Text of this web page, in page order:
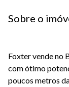
Sobre o
Foxter vende no
com ótimo
poucos metros